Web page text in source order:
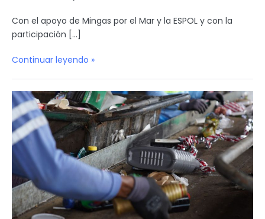
Con el apoyo de Mingas por el Mar y la ESPOL y con la
participación […]
Continuar leyendo »